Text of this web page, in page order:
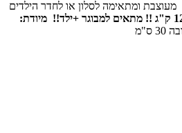
מעוצבת ומתאימה לסלון או לחדר הילדים
מיודת: